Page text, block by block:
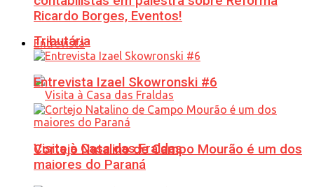
Tributária
Visita à Casa das Fraldas
Ricardo Borges, Eventos!
Entrevista
Entrevista Izael Skowronski #6
Cortejo Natalino de Campo Mourão é um dos
maiores do Paraná